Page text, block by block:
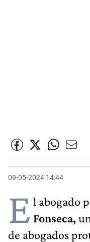
09-05-2024 14:44
E l abogado
Fonseca,
de abogados